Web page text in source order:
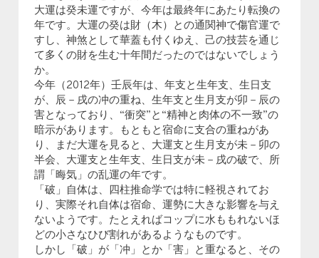
大運は癸未運ですが、今年は最終年にあたり転換の
年です。大運の癸は財（木）との通関神で傷官運で
すし、神煞として華蓋も付くゆえ、己の技芸を通じ
て多くの財を生む十年間だったのではないでしょう
か。
今年（2012年）壬辰年は、年支と生年支、生日支
が、辰－戌の冲の重ね、生年支と生月支が卯－辰の
害となっており、“衝突”と“精神と肉体の不一致”の
暗示があります。もともと宿命に支合の重ねがあ
り、まだ大運を見ると、大運支と生月支が未－卯の
半会、大運支と生年支、生日支が未－戌の破で、所
謂「晦気」の乱運の年です。
「破」自体は、四柱推命学では特に軽視されてお
り、実際それ自体は宿命、運勢に大きな影響を与え
ないようです。たとえればコップに水ももれないほ
どの小さなひび割れがあるようなものです。
しかし「破」が「冲」とか「害」と重なると、その